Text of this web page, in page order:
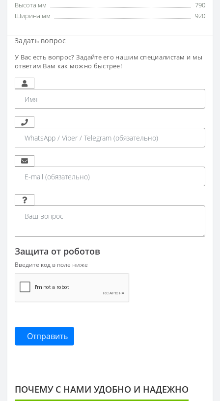
Высота мм
790
Ширина мм
920
Задать вопрос
У Вас есть вопрос? Задайте его нашим специалистам и мы
ответим Вам как можно быстрее!
Защита от роботов
Введите код в поле ниже
Отправить
ПОЧЕМУ С НАМИ УДОБНО И НАДЕЖНО